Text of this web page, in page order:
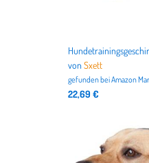
vonSxett
gefunden beiAmazon
22,69 €